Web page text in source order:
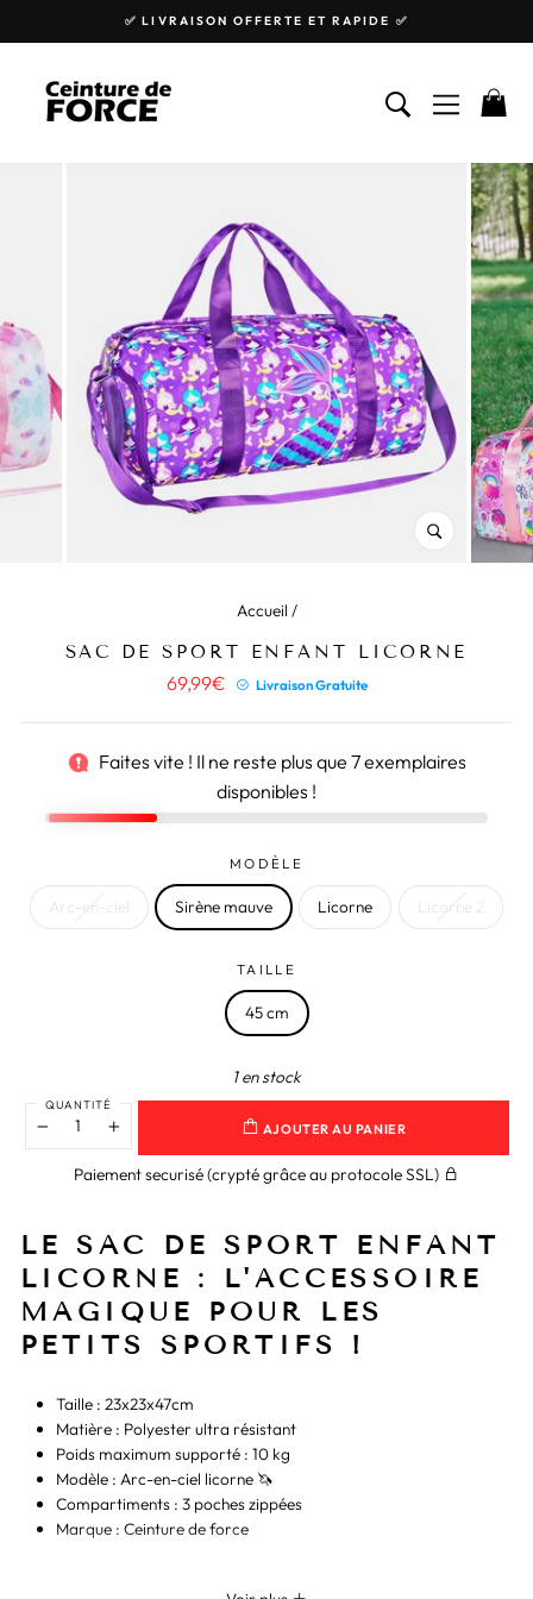
✅ LIVRAISON OFFERTE ET RAPIDE ✅
FERMER
(ESC)
Accueil /
SAC DE SPORT ENFANT LICORNE
69,99€ PrixLivraison Gratuite
Faites vite ! Il ne reste plus que 7exemplaires
disponibles !
MODÈLE
Arc-en-ciel Sirène mauve Licorne Licorne 2
TAILLE
45 cm
1 en stock
QUANTITÉ
+ AJOUTER AU PANIER
Paiement securisé (crypté grâce au protocole SSL)
LE SAC DE SPORT ENFANT
LICORNE : L'ACCESSOIRE
MAGIQUE POUR LES
PETITS SPORTIFS !
Taille : 23x23x47cm
Matière : Polyester ultra résistant
Poids maximum supporté : 10 kg
Modèle : Arc-en-ciel licorne 🦄
Compartiments : 3 poches zippées
Marque : Ceinture de force